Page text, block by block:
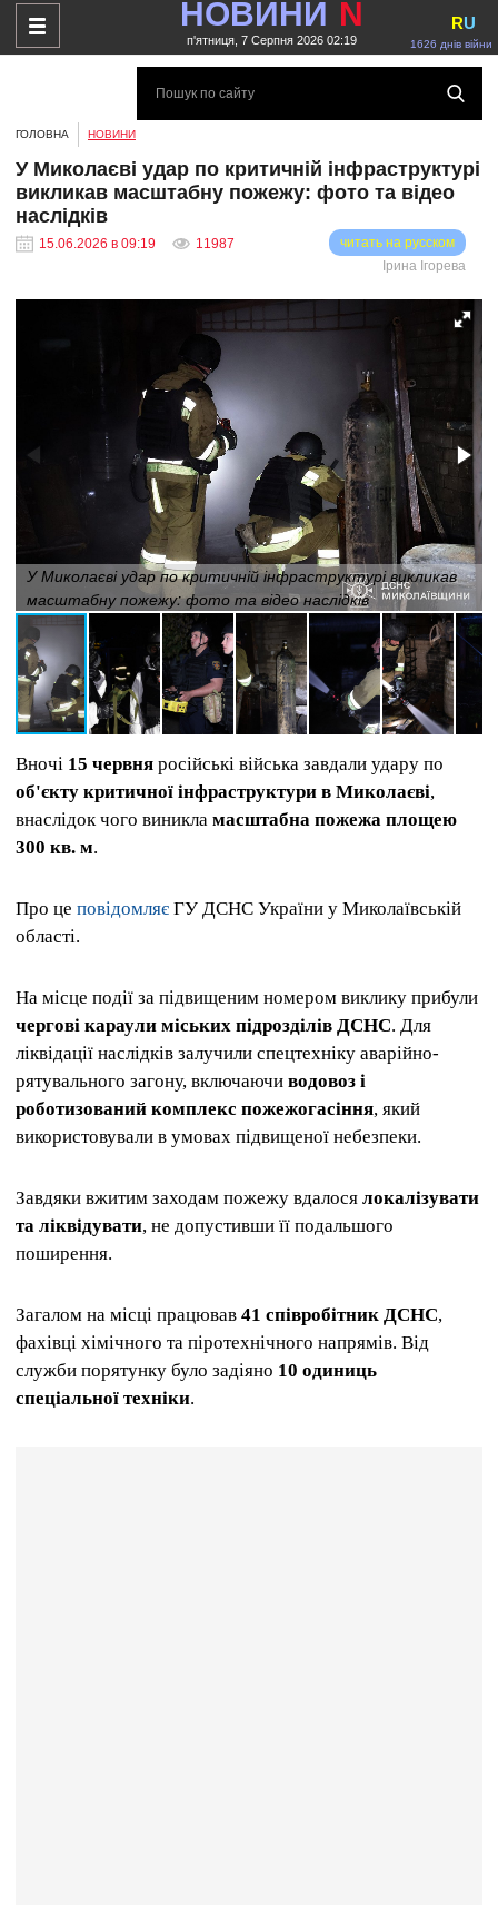
НОВИНИ N
п'ятниця, 7 Серпня 2026 02:19 1626 днів війни
RU
ГОЛОВНА НОВИНИ
У Миколаєві удар по критичній інфраструктурі
викликав масштабну пожежу: фото та відео
наслідків
15.06.2026 в 09:19 11987
читать на русском
Ірина Ігорева
У Миколаєві удар по критичній інфраструктурі викликав
масштабну пожежу: фото та відео наслідків
Вночі 15 червня російські війська завдали удару по
об'єкту критичної інфраструктури в Миколаєві,
внаслідок чого виникла масштабна пожежа площею
300 кв. м.
Про це повідомляє ГУ ДСНС України у Миколаївській
області.
На місце події за підвищеним номером виклику прибули
чергові караули міських підрозділів ДСНС. Для
ліквідації наслідків залучили спецтехніку аварійно-
рятувального загону, включаючи водовоз і
роботизований комплекс пожежогасіння, який
використовували в умовах підвищеної небезпеки.
Завдяки вжитим заходам пожежу вдалося локалізувати
та ліквідувати, не допустивши її подальшого
поширення.
Загалом на місці працював 41 співробітник ДСНС,
фахівці хімічного та піротехнічного напрямів. Від
служби порятунку було задіяно 10 одиниць
спеціальної техніки.